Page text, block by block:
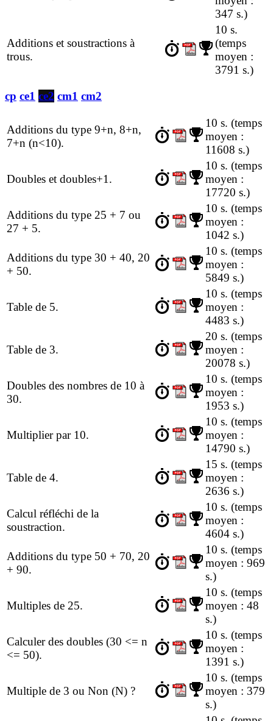
347 s.)
Additions et soustractions à
trous.
10 s.
(temps
moyen :
3791 s.)
cp ce1 ce2 cm1 cm2
Additions du type 9+n, 8+n,
7+n (n<10).
10 s. (temps
moyen :
11608 s.)
Doubles et doubles+1.
10 s. (temps
moyen :
17720 s.)
Additions du type 25 + 7 ou
27 + 5.
10 s. (temps
moyen :
1042 s.)
Additions du type 30 + 40, 20
+ 50.
10 s. (temps
moyen :
5849 s.)
Table de 5.
10 s. (temps
moyen :
4483 s.)
Table de 3.
20 s. (temps
moyen :
20078 s.)
Doubles des nombres de 10 à
30.
10 s. (temps
moyen :
1953 s.)
Multiplier par 10.
10 s. (temps
moyen :
14790 s.)
Table de 4.
15 s. (temps
moyen :
2636 s.)
Calcul réfléchi de la
soustraction.
10 s. (temps
moyen :
4604 s.)
Additions du type 50 + 70, 20
+ 90.
10 s. (temps
moyen : 969
s.)
Multiples de 25.
10 s. (temps
moyen : 48
s.)
Calculer des doubles (30 <= n
<= 50).
10 s. (temps
moyen :
1391 s.)
Multiple de 3 ou Non (N) ?
10 s. (temps
moyen : 379
s.)